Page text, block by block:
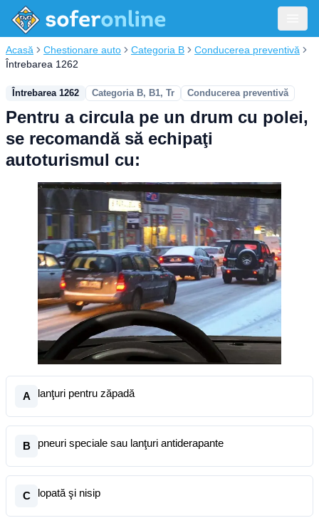
Acasă Chestionare auto Categoria B
Conducerea preventivă
Întrebarea 1262
Întrebarea 1262 Categoria B, B1, Tr Conducerea preventivă
Pentru a circula pe un drum cu polei,
se recomandă să echipaţi
autoturismul cu:
A lanţuri pentru zăpadă
B pneuri speciale sau lanţuri antiderapante
C lopată şi nisip